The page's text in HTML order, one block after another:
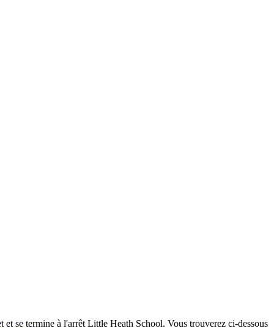
se termine à l'arrêt Little Heath School. Vous trouverez ci-dessous